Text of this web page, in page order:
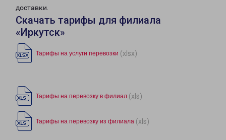
доставки.
Скачать тарифы для филиала
«Иркутск»
Тарифы на услуги перевозки (xlsx)
Тарифы на перевозку в филиал (xls)
Тарифы на перевозку из филиала (xls)